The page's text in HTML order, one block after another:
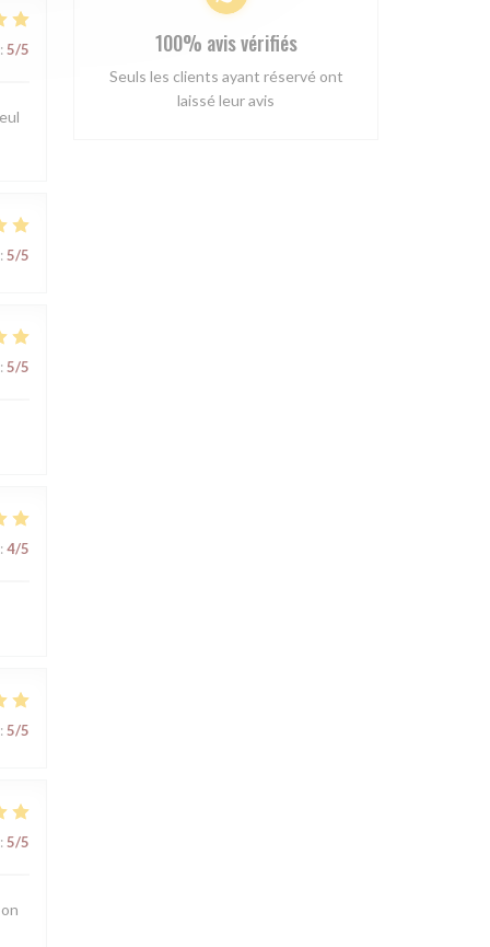
: 5/5
: 5/5
: 5/5
: 4/5
: 5/5
: 5/5
100% avis vérifiés
Seuls les clients ayant réservé ont
laissé leur avis